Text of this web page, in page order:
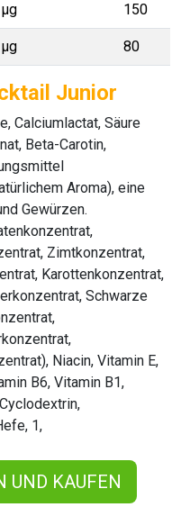
150
80
Junior
Calciumlactat, Säure
Beta-Carotin,
Aroma), eine
Gewürzen.
Zimtkonzentrat,
Karottenkonzentrat,
Schwarze
Niacin, Vitamin E,
B6, Vitamin B1,
1,
UND KAUFEN